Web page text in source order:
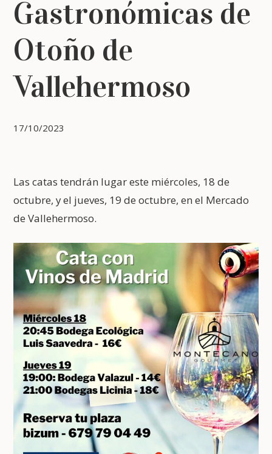
Gastronómicas de
Otoño de
Vallehermoso
17/10/2023
Las catas tendrán lugar este miércoles, 18 de
octubre, y el jueves, 19 de octubre, en el Mercado
de Vallehermoso.